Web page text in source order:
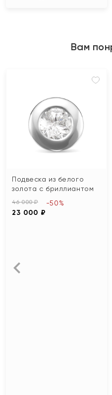
Вам
Подвеска из белого
золота с бриллиантом
46 000 ₽
23 000 ₽
-50%